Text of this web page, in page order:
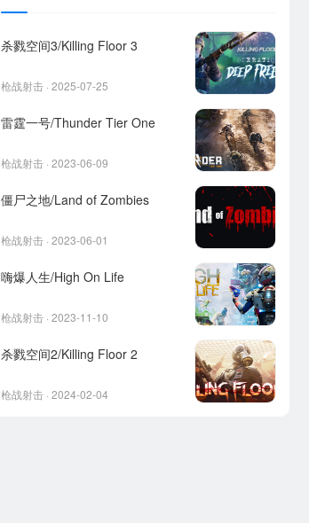
杀戮空间3/Killing Floor 3
枪战射击 · 2025-07-25
雷霆一号/Thunder Tier One
枪战射击 · 2023-06-09
僵尸之地/Land of Zombies
枪战射击 · 2023-06-01
嗨爆人生/High On Life
枪战射击 · 2023-11-10
杀戮空间2/Killing Floor 2
枪战射击 · 2024-02-04